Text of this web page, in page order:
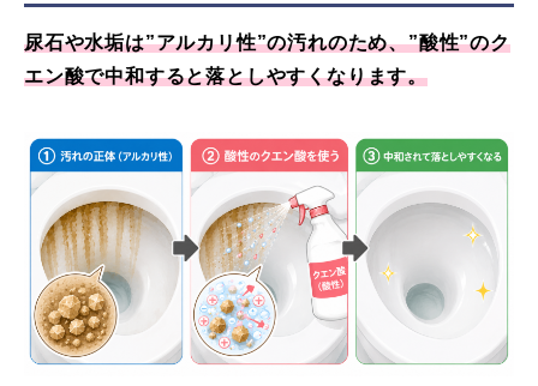
尿石や水垢は”アルカリ性”の汚れのため、”酸性”のク
エン酸で中和すると落としやすくなります。